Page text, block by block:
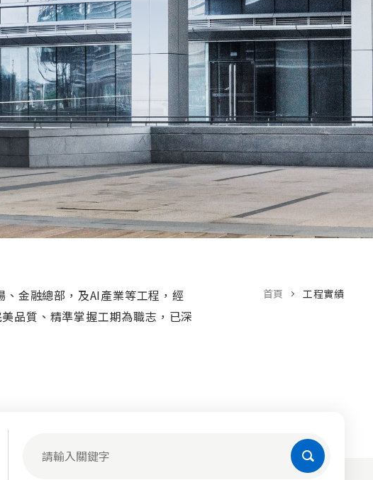
金融總部，及AI產業等工程，經
品質、精準掌握工期為職志，已深
首頁 工程實績